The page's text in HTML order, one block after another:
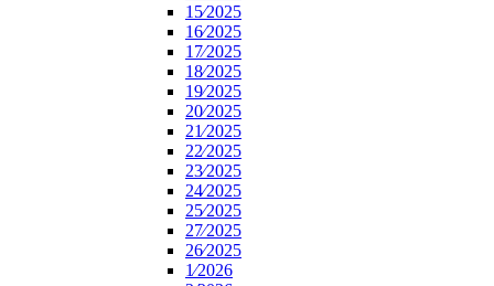
15⁄2025
16⁄2025
17⁄2025
18⁄2025
19⁄2025
20⁄2025
21⁄2025
22⁄2025
23⁄2025
24⁄2025
25⁄2025
27⁄2025
26⁄2025
1⁄2026